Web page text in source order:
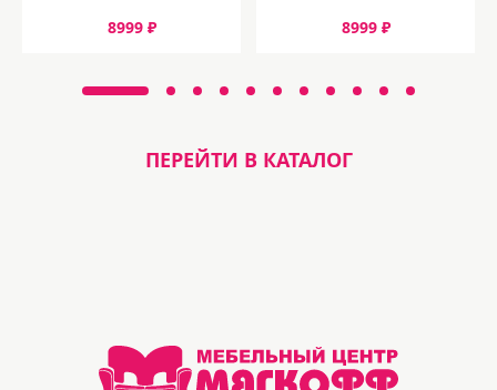
8999 ₽ 8999 ₽
ПЕРЕЙТИ В КАТАЛОГ